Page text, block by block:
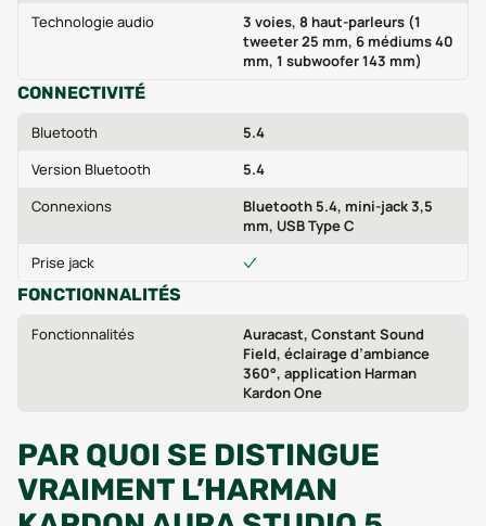
Technologie audio
3 voies, 8 haut-parleurs (1
tweeter 25 mm, 6 médiums 40
mm, 1 subwoofer 143 mm)
CONNECTIVITÉ
Bluetooth
5.4
Version Bluetooth
5.4
Connexions
Bluetooth 5.4, mini-jack 3,5
mm, USB Type C
Prise jack
FONCTIONNALITÉS
Fonctionnalités
Auracast, Constant Sound
Field, éclairage d’ambiance
360°, application Harman
Kardon One
PAR QUOI SE DISTINGUE
VRAIMENT L’HARMAN